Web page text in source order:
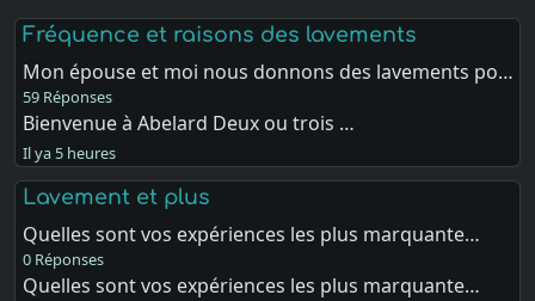
Fréquence et raisons des lavements
Mon épouse et moi nous donnons des lavements po…
59 Réponses
Bienvenue à Abelard Deux ou trois …
Il ya 5 heures
Lavement et plus
Quelles sont vos expériences les plus marquante…
0 Réponses
Quelles sont vos expériences les plus marquante…